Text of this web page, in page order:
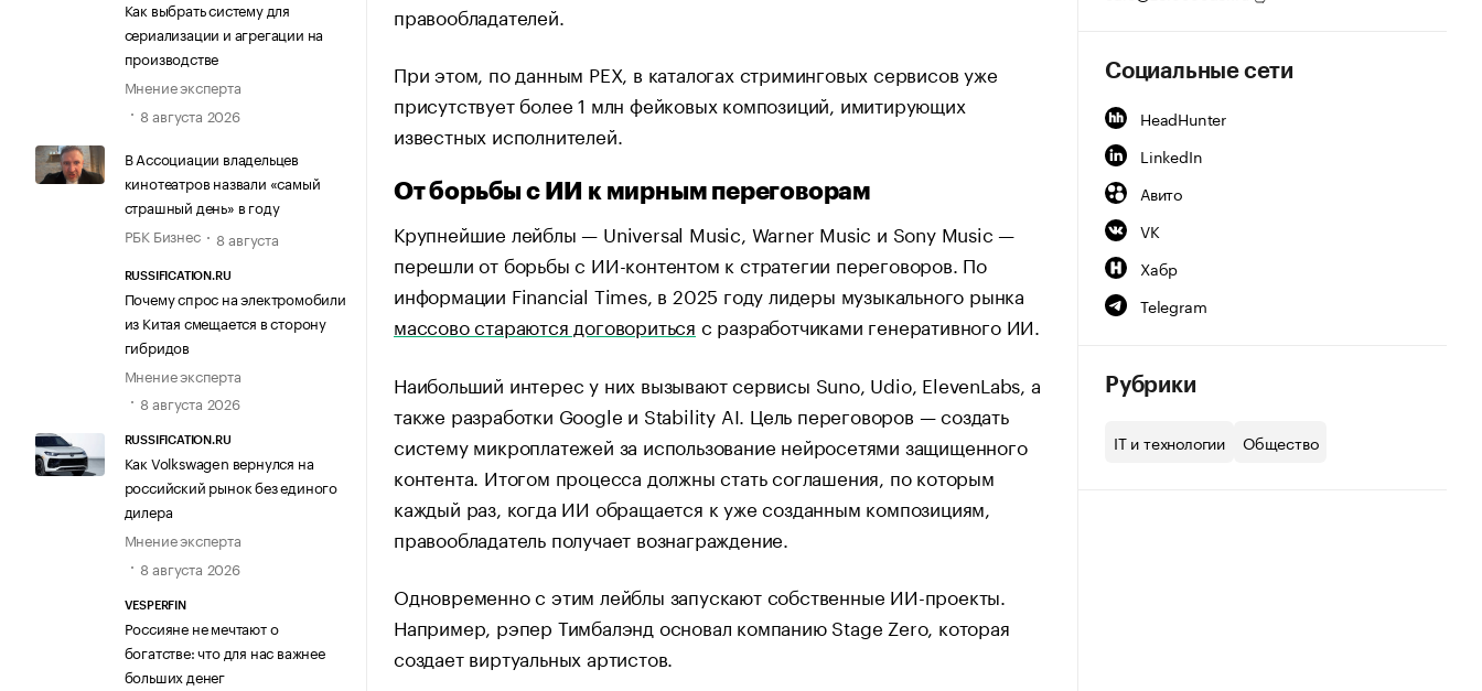
Как выбрать систему для
сериализации и агрегации на
производстве
Мнение эксперта
8 августа 2026
В Ассоциации владельцев
кинотеатров назвали «самый
страшный день» в году
РБК Бизнес
8 августа
RUSSIFICATION.RU
Почему спрос на электромобили
из Китая смещается в сторону
гибридов
Мнение эксперта
8 августа 2026
RUSSIFICATION.RU
Как Volkswagen вернулся на
российский рынок без единого
дилера
Мнение эксперта
8 августа 2026
VESPERFIN
Россияне не мечтают о
богатстве: что для нас важнее
больших денег
правообладателей.
При этом, по данным PEX, в каталогах стриминговых сервисов уже
присутствует более 1 млн фейковых композиций, имитирующих
известных исполнителей.
От борьбы с ИИ к мирным переговорам
Крупнейшие лейблы — Universal Music, Warner Music и Sony Music —
перешли от борьбы с ИИ-контентом к стратегии переговоров. По
информации Financial Times, в 2025 году лидеры музыкального рынка
массово стараются договориться с разработчиками генеративного ИИ.
Наибольший интерес у них вызывают сервисы Suno, Udio, ElevenLabs, а
также разработки Google и Stability AI. Цель переговоров — создать
систему микроплатежей за использование нейросетями защищенного
контента. Итогом процесса должны стать соглашения, по которым
каждый раз, когда ИИ обращается к уже созданным композициям,
правообладатель получает вознаграждение.
Одновременно с этим лейблы запускают собственные ИИ-проекты.
Например, рэпер Тимбалэнд основал компанию Stage Zero, которая
создает виртуальных артистов.
Социальные сети
HeadHunter
LinkedIn
Авито
VK
Хабр
Telegram
Рубрики
IT и технологии Общество